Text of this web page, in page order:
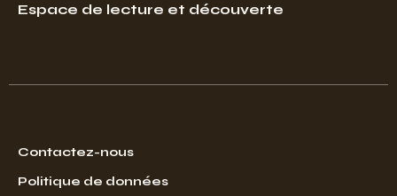
Espace de lecture et découverte
Contactez-nous
Politique de données